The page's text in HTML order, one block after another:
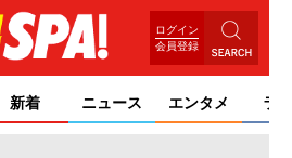
ログイン
会員登録
新着 ニュース エンタメ ライ